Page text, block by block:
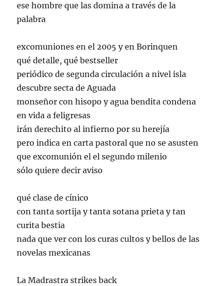
ese hombre que las domina a través de la
palabra
excomuniones en el 2005 y en Borinquen
qué detalle, qué bestseller
periódico de segunda circulación a nivel isla
descubre secta de Aguada
monseñor con hisopo y agua bendita condena
en vida a feligresas
irán derechito al infierno por su herejía
pero indica en carta pastoral que no se asusten
que excomunión el el segundo milenio
sólo quiere decir aviso
qué clase de cínico
con tanta sortija y tanta sotana prieta y tan
curita bestia
nada que ver con los curas cultos y bellos de las
novelas mexicanas
La Madrastra strikes back